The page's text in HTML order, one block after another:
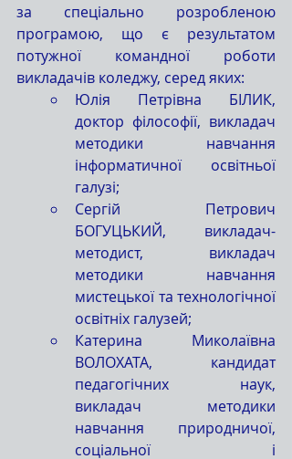
за спеціально розробленою
програмою, що є результатом
потужної командної роботи
викладачів коледжу, серед яких:
Юлія Петрівна БІЛИК,
доктор філософії, викладач
методики навчання
інформатичної освітньої
галузі;
Сергій Петрович
БОГУЦЬКИЙ, викладач-
методист, викладач
методики навчання
мистецької та технологічної
освітніх галузей;
Катерина Миколаївна
ВОЛОХАТА, кандидат
педагогічних наук,
викладач методики
навчання природничої,
соціальної і